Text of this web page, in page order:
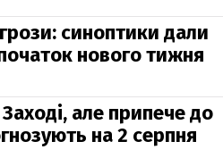
синоптики дали
нового тижня
але припече до
на 2 серпня